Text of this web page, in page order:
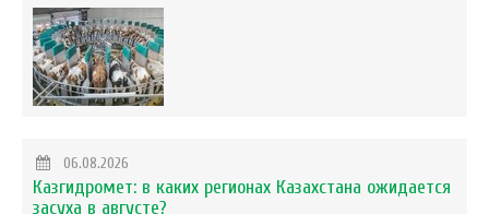
06.08.2026
Казгидромет: в каких регионах Казахстана ожидается
засуха в августе?